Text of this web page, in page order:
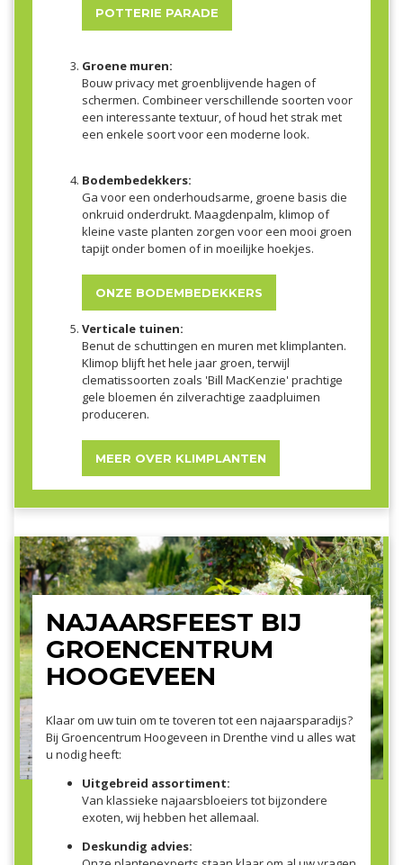
POTTERIE PARADE
Groene muren:
Bouw privacy met groenblijvende hagen of
schermen. Combineer verschillende soorten voor
een interessante textuur, of houd het strak met
een enkele soort voor een moderne look.
Bodembedekkers:
Ga voor een onderhoudsarme, groene basis die
onkruid onderdrukt. Maagdenpalm, klimop of
kleine vaste planten zorgen voor een mooi groen
tapijt onder bomen of in moeilijke hoekjes.
ONZE BODEMBEDEKKERS
Verticale tuinen:
Benut de schuttingen en muren met klimplanten.
Klimop blijft het hele jaar groen, terwijl
clematissoorten zoals 'Bill MacKenzie' prachtige
gele bloemen én zilverachtige zaadpluimen
produceren.
MEER OVER KLIMPLANTEN
NAJAARSFEEST BIJ
GROENCENTRUM
HOOGEVEEN
Klaar om uw tuin om te toveren tot een najaarsparadijs?
Bij Groencentrum Hoogeveen in Drenthe vind u alles wat
u nodig heeft:
Uitgebreid assortiment:
Van klassieke najaarsbloeiers tot bijzondere
exoten, wij hebben het allemaal.
Deskundig advies: